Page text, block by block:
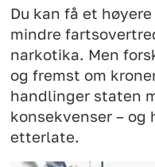
Du kan få et
mindre
narkotika. Men
og fremst om
handlinger staten
konsekvenser – og
etterlate.